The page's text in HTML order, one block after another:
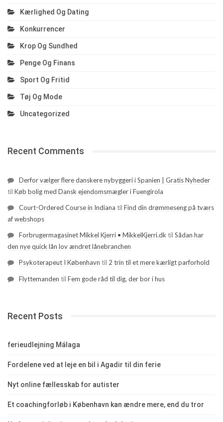
Kærlighed Og Dating
Konkurrencer
Krop Og Sundhed
Penge Og Finans
Sport Og Fritid
Tøj Og Mode
Uncategorized
Recent Comments
Derfor vælger flere danskere nybyggeri i Spanien | Gratis Nyheder
til Køb bolig med Dansk ejendomsmægler i Fuengirola
Court-Ordered Course in Indiana til Find din drømmeseng på tværs
af webshops
Forbrugermagasinet Mikkel Kjerri • MikkelKjerri.dk til Sådan har
den nye quick lån lov ændret lånebranchen
Psykoterapeut I København til 2 trin til et mere kærligt parforhold
Flyttemanden til Fem gode råd til dig, der bor i hus
Recent Posts
ferieudlejning Málaga
Fordelene ved at leje en bil i Agadir til din ferie
Nyt online fællesskab for autister
Et coachingforløb i København kan ændre mere, end du tror